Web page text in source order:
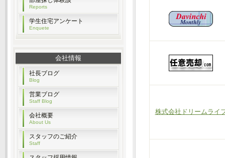
株式会社ドリームライ
Reports
学生住宅アンケート
Enquete
会社情報
社長ブログ
Blog
営業ブログ
Staff Blog
会社概要
About Us
スタッフのご紹介
Staff